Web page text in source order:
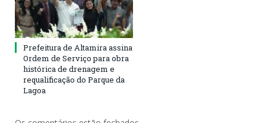
Prefeitura de Altamira assina
Ordem de Serviço para obra
histórica de drenagem e
requalificação do Parque da
Lagoa